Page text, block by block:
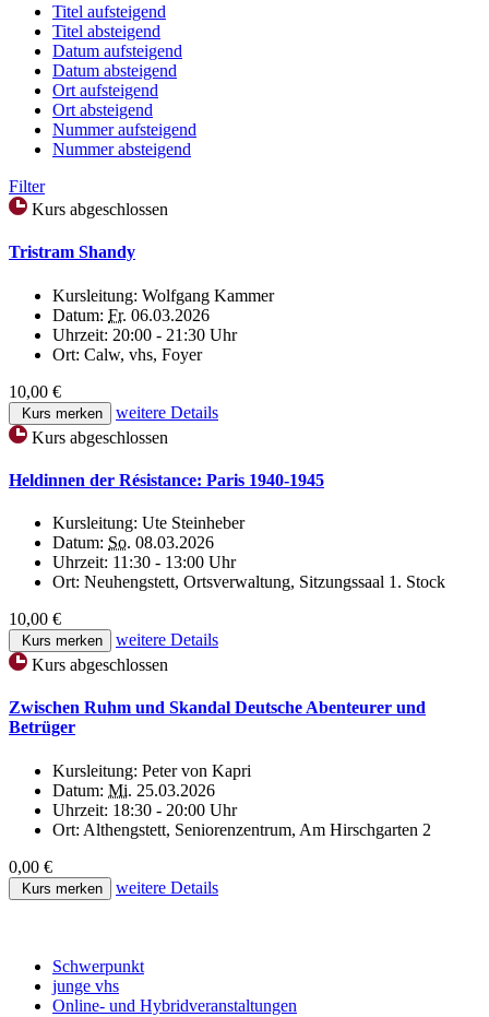
Titel aufsteigend
Titel absteigend
Datum aufsteigend
Datum absteigend
Ort aufsteigend
Ort absteigend
Nummer aufsteigend
Nummer absteigend
Filter
Kurs abgeschlossen
Tristram Shandy
Kursleitung: Wolfgang Kammer
Datum: Fr. 06.03.2026
Uhrzeit: 20:00 - 21:30 Uhr
Ort: Calw, vhs, Foyer
10,00 €
Kurs merken
weitere Details
Kurs abgeschlossen
Heldinnen der Résistance: Paris 1940-1945
Kursleitung: Ute Steinheber
Datum: So. 08.03.2026
Uhrzeit: 11:30 - 13:00 Uhr
Ort: Neuhengstett, Ortsverwaltung, Sitzungssaal 1. Stock
10,00 €
Kurs merken
weitere Details
Kurs abgeschlossen
Zwischen Ruhm und Skandal Deutsche Abenteurer und
Betrüger
Kursleitung: Peter von Kapri
Datum: Mi. 25.03.2026
Uhrzeit: 18:30 - 20:00 Uhr
Ort: Althengstett, Seniorenzentrum, Am Hirschgarten 2
0,00 €
Kurs merken weitere Details
Schwerpunkt
junge vhs
Online- und Hybridveranstaltungen